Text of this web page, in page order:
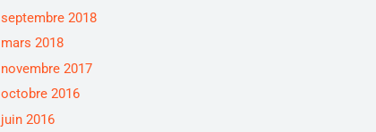
septembre 2018
mars 2018
novembre 2017
octobre 2016
juin 2016